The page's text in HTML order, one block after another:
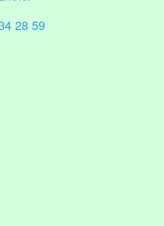
28 59